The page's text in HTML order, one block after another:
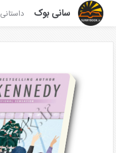
سانی بوک داستانی